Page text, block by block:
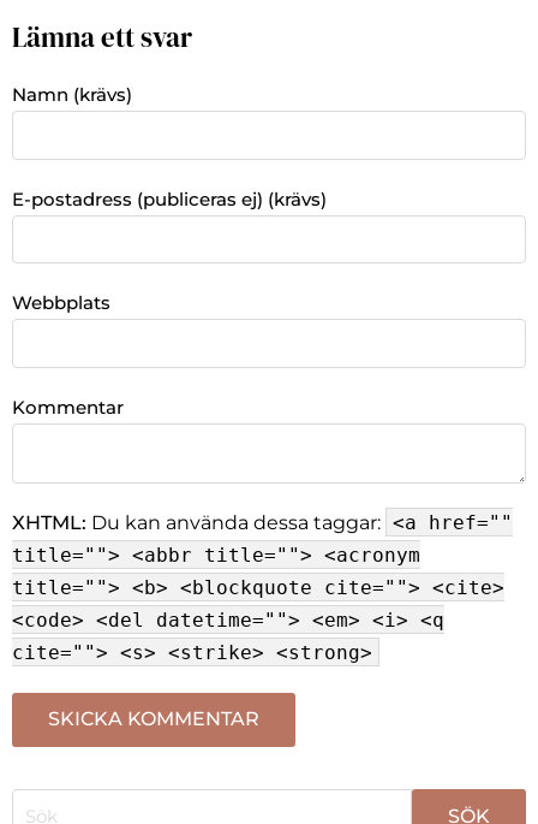
Lämna ett svar
Namn (krävs)
E-postadress (publiceras ej) (krävs)
Webbplats
Kommentar
XHTML: Du kan använda dessa taggar: <a href=""
title=""> <abbr title=""> <acronym
title=""> <b> <blockquote cite=""> <cite>
<code> <del datetime=""> <em> <i> <q
cite=""> <s> <strike> <strong>